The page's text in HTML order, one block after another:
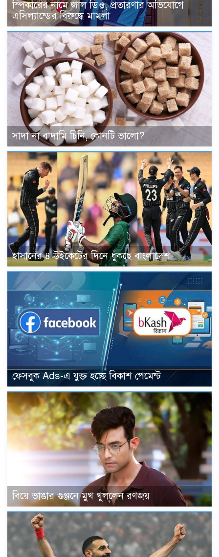
স্পিকারের নামে জাল ডিও, প্রতারণার অভিযোগে
এসিল্যান্ডের বিরুদ্ধে মামলা
সাদা না বাদামি চিনি, কোনটি ভালো?
হাসানের ৪ উইকেটের দিনে ধুঁকছে বাংলাদেশ
ফেসবুক Ads-এ যুক্ত হচ্ছে বিকাশ পেমেন্ট
বিয়ে ভাঙার গুঞ্জনে মুখ খুললেন রণজয়